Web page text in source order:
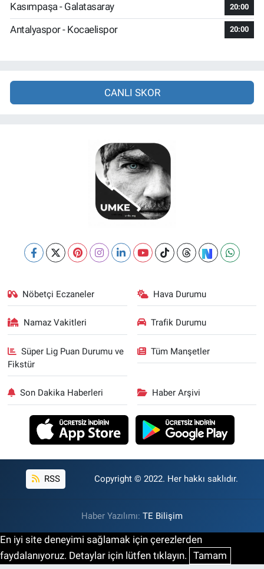
Kasımpaşa - Galatasaray 20:00
Antalyaspor - Kocaelispor 20:00
CANLI SKOR
Nöbetçi Eczaneler Hava Durumu
Namaz Vakitleri Trafik Durumu
Süper Lig Puan Durumu ve
Fikstür
Tüm Manşetler
Son Dakika Haberleri Haber Arşivi
RSS Copyright © 2022. Her hakkı saklıdır.
Haber Yazılımı: TE Bilişim
En iyi site deneyimi sağlamak için çerezlerden
faydalanıyoruz. Detaylar için lütfen tıklayın. Tamam